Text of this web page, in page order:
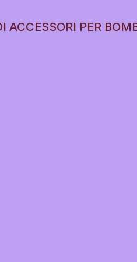
ACCESSORI PER